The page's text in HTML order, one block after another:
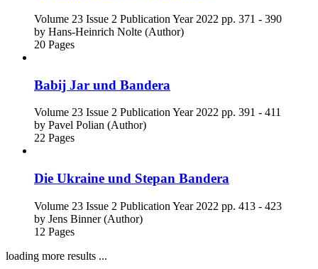
Volume 23 Issue 2 Publication Year 2022 pp. 371 - 390
by Hans-Heinrich Nolte (Author)
20 Pages
Babij Jar und Bandera
Volume 23 Issue 2 Publication Year 2022 pp. 391 - 411
by Pavel Polian (Author)
22 Pages
Die Ukraine und Stepan Bandera
Volume 23 Issue 2 Publication Year 2022 pp. 413 - 423
by Jens Binner (Author)
12 Pages
loading more results ...